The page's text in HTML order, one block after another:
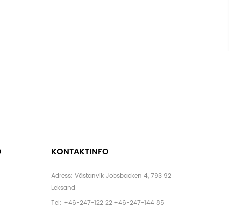
KONTAKTINFO
Adress: Västanvik Jobsbacken 4, 793 92
Leksand
Tel: +46-247-122 22 +46-247-144 85